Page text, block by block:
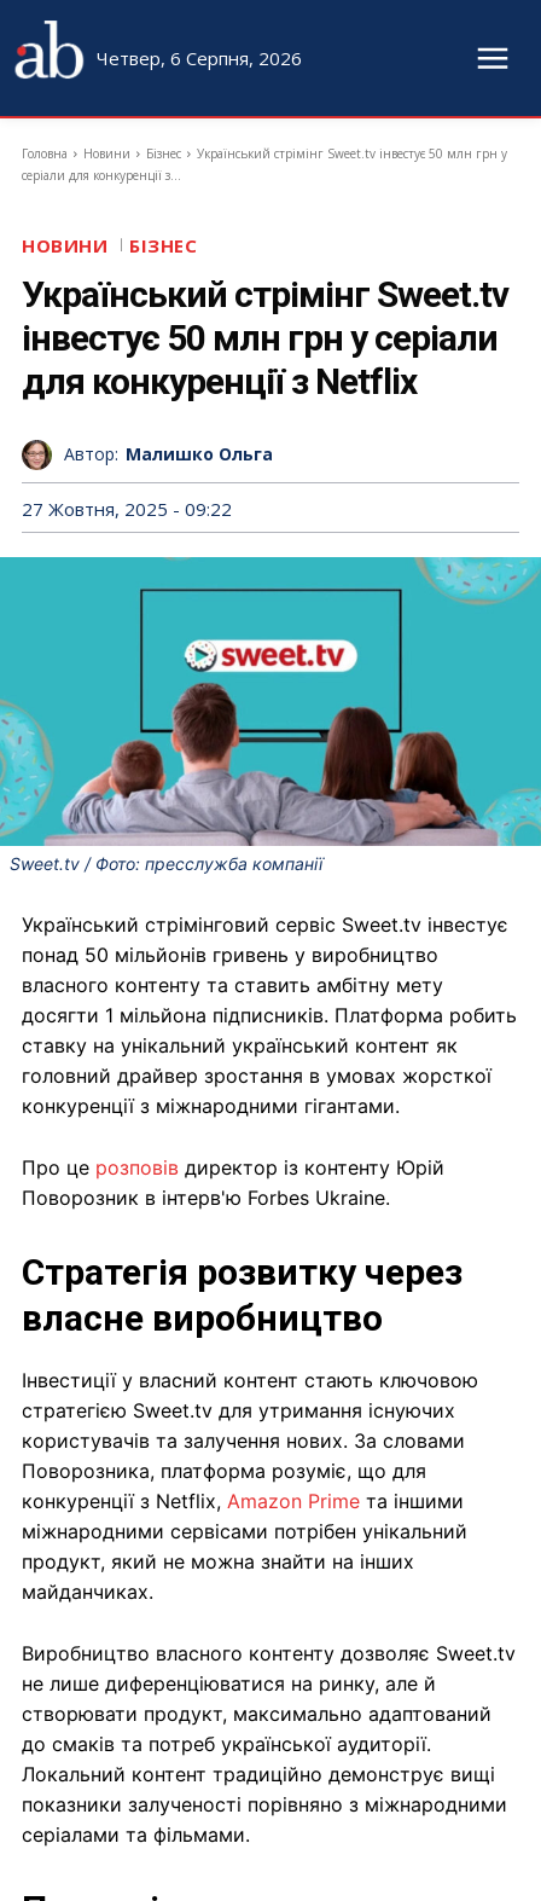
Четвер, 6 Серпня, 2026
Головна Новини Бізнес
Український стрімінг Sweet.tv інвестує 50 млн грн у
серіали для конкуренції з...
НОВИНИ БІЗНЕС
Український стрімінг Sweet.tv
інвестує 50 млн грн у серіали
для конкуренції з Netflix
Автор: Малишко Ольга
27 Жовтня, 2025 - 09:22
Sweet.tv / Фото: пресслужба компанії
Український стрімінговий сервіс Sweet.tv інвестує
понад 50 мільйонів гривень у виробництво
власного контенту та ставить амбітну мету
досягти 1 мільйона підписників. Платформа робить
ставку на унікальний український контент як
головний драйвер зростання в умовах жорсткої
конкуренції з міжнародними гігантами.
Про це розповів директор із контенту Юрій
Поворозник в інтерв'ю Forbes Ukraine.
Стратегія розвитку через
власне виробництво
Інвестиції у власний контент стають ключовою
стратегією Sweet.tv для утримання існуючих
користувачів та залучення нових. За словами
Поворозника, платформа розуміє, що для
конкуренції з Netflix, Amazon Prime та іншими
міжнародними сервісами потрібен унікальний
продукт, який не можна знайти на інших
майданчиках.
Виробництво власного контенту дозволяє Sweet.tv
не лише диференціюватися на ринку, але й
створювати продукт, максимально адаптований
до смаків та потреб української аудиторії.
Локальний контент традиційно демонструє вищі
показники залученості порівняно з міжнародними
серіалами та фільмами.